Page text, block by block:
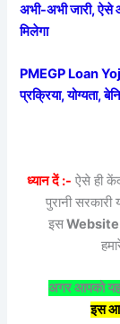
अभी-अभी जारी,
मिलेगा
PMEGP Loan
प्रक्रिया, योग्यता,
ध्यान दें :- ऐसे ही
पुरानी
इसWebsite
अगर आपको
इस